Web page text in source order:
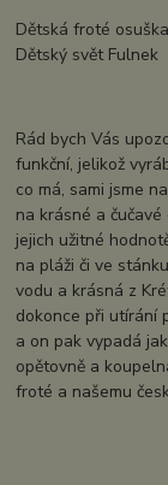
Dětská froté
Dětský svět Fulnek
Rád bych Vás
funkční, jelikož
co má, sami jsme
na krásné a
jejich užitné
na pláži či ve
vodu a krásná z
dokonce při utírání
a on pak vypadá
opětovně a
froté a našemu